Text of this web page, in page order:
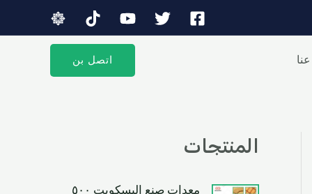
اتصل بن
المنتجات
معدات صنع البسكويت ٥٠٠